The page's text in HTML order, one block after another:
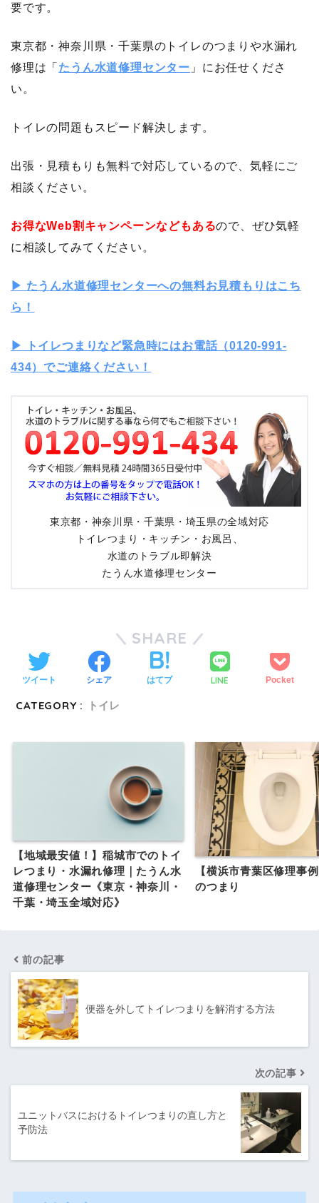
要です。
東京都・神奈川県・千葉県のトイレのつまりや水漏れ
修理は「 たうん水道修理センター 」にお任せくださ
い。
トイレの問題もスピード解決します。
出張・見積もりも無料で対応しているので、気軽にご
相談ください。
お得なWeb割キャンペーンなどもあるので、ぜひ気軽
に相談してみてください。
▶︎ たうん水道修理センターへの無料お見積もりはこち
ら！
▶︎ トイレつまりなど緊急時にはお電話（0120-991-
434）でご連絡ください！
東京都・神奈川県・千葉県・埼玉県の全域対応
トイレつまり・キッチン・お風呂、
水道のトラブル即解決
たうん水道修理センター
SHARE
ツイート シェア はてブ LINE Pocket
CATEGORY : トイレ
【地域最安値！】稲城市でのトイ
レつまり・水漏れ修理｜たうん水
道修理センター《東京・神奈川・
千葉・埼玉全域対応》
【横浜市青葉区修理事
のつまり
前の記事
便器を外してトイレつまりを解消する方法
次の記事
ユニットバスにおけるトイレつまりの直し方と
予防法